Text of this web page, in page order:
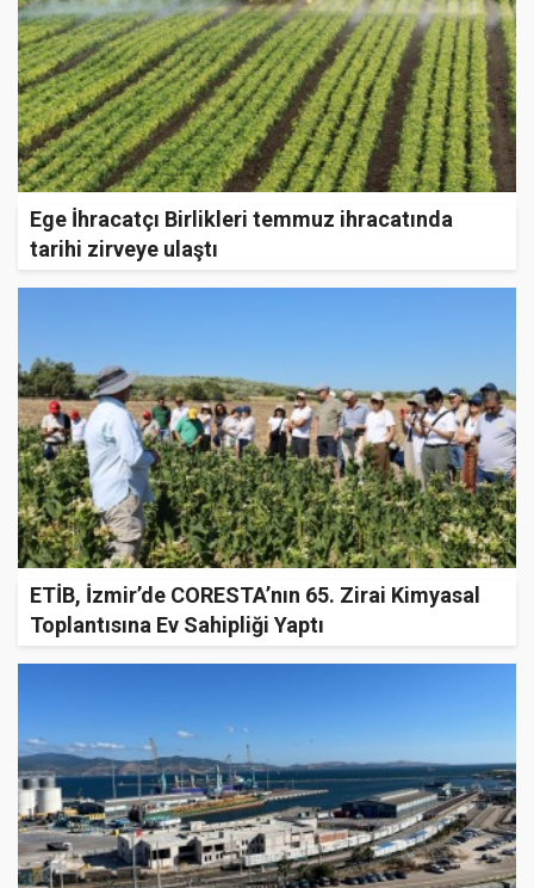
Ege İhracatçı Birlikleri temmuz ihracatında
tarihi zirveye ulaştı
ETİB, İzmir’de CORESTA’nın 65. Zirai Kimyasal
Toplantısına Ev Sahipliği Yaptı